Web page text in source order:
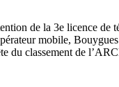
de la 3e licence
mobile,
du classement de